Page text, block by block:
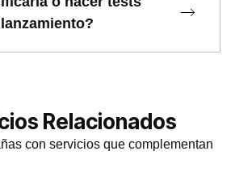
Relacionados
con servicios que complementan